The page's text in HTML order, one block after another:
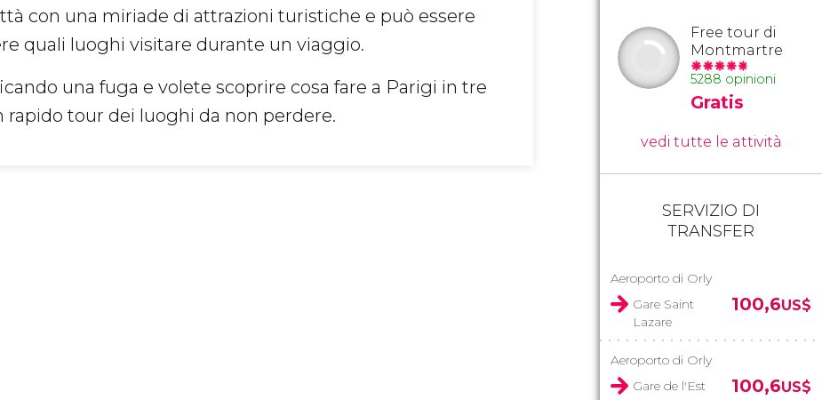
con una miriade di attrazioni turistiche e può essere
quali luoghi visitare durante un viaggio.
una fuga e volete scoprire cosa fare a Parigi in tre
rapido tour dei luoghi da non perdere.
Free tour di
Montmartre
5288 opinioni
Gratis
vedi tutte le attività
SERVIZIO DI
TRANSFER
Aeroporto di Orly
Gare Saint
Lazare
100,6US$
Aeroporto di Orly
Gare de l'Est
100,6US$